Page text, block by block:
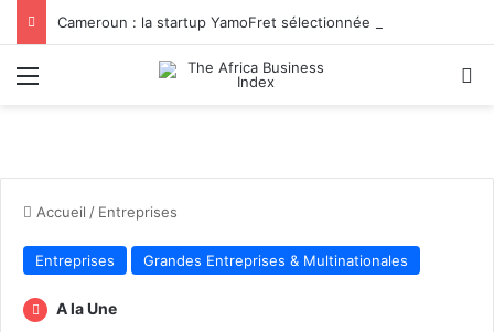
Menu
Accueil / Entreprises
Entreprises Grandes Entreprises & Multinationales
A la Une